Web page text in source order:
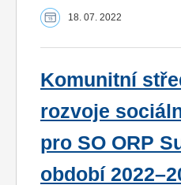
18. 07. 2022
Komunitní
rozvoje
pro SO ORP
období